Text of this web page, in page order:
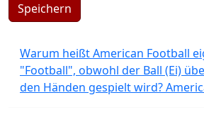
Speichern
Warum heißt American Football
"Football", obwohl der Ball (Ei)
den Händen gespielt wird?